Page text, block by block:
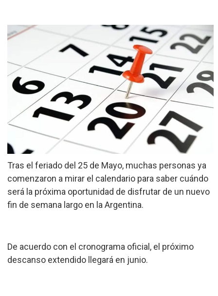
»
Provinciales
Salud
Cultura
Economía
Espectáculos
»
Internacionales
»
Judiciales
»
Política
Tras el feriado del 25 de Mayo, muchas personas ya
comenzaron a mirar el calendario para saber cuándo
será la próxima oportunidad de disfrutar de un nuevo
fin de semana largo en la Argentina.
De acuerdo con el cronograma oficial, el próximo
descanso extendido llegará en junio.